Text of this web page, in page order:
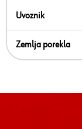
Uvoznik
Zemlja porekla